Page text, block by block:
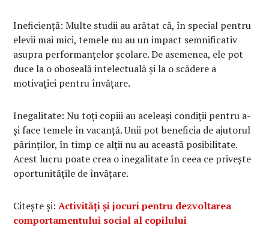
Ineficiență: Multe studii au arătat că, în special pentru
elevii mai mici, temele nu au un impact semnificativ
asupra performanțelor școlare. De asemenea, ele pot
duce la o oboseală intelectuală și la o scădere a
motivației pentru învățare.
Inegalitate: Nu toți copiii au aceleași condiții pentru a-
și face temele în vacanță. Unii pot beneficia de ajutorul
părinților, în timp ce alții nu au această posibilitate.
Acest lucru poate crea o inegalitate în ceea ce privește
oportunitățile de învățare.
Citește și:Activități și jocuri pentru dezvoltarea
comportamentului social al copilului